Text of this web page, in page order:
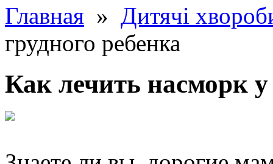
Главная » Дитячі
грудного ребенка
Как лечить насморк у